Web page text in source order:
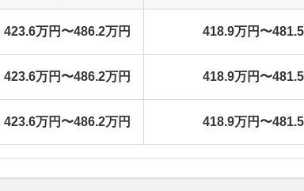
423.6万円〜486.2万円 418.9万円〜
423.6万円〜486.2万円 418.9万円〜
423.6万円〜486.2万円 418.9万円〜